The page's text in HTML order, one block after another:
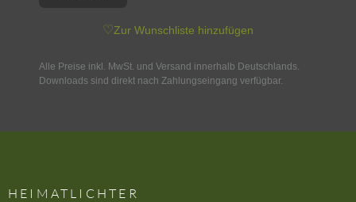
♡Zur Wunschliste hinzufügen
Alle Preise inkl. MwSt. und Versand innerhalb Deutschlands.
Downloads sind direkt nach Zahlungseingang verfügbar.
HEIMATLICHTER